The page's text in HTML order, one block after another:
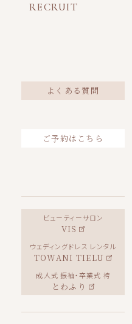
RECRUIT
よくある質問
ご予約はこちら
ビューティーサロン
VIS
ウェディングドレス レンタル
TOWANI TIELU
成人式 振袖・卒業式 袴
とわふり